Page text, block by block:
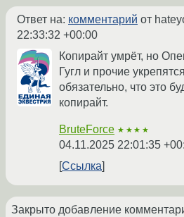
Ответ на: комментарий от
22:33:32 +00:00
Копирайт умрёт, но
Гугл и прочие
обязательно, что это
копирайт.
BruteForce ★★★★
04.11.2025 22:01:35
Ссылка
Закрыто добавление